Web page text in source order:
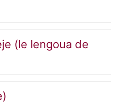
(le lengoua de